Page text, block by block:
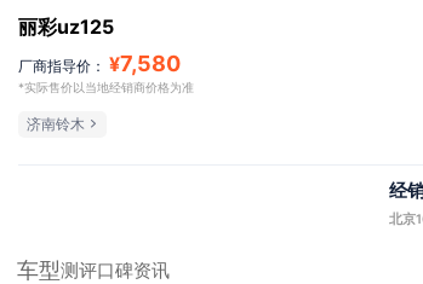
丽彩uz125
厂商指导价： ¥7,580
*实际售价以当地经销商价格为准
济南铃木
经
北京
车型测评口碑资讯